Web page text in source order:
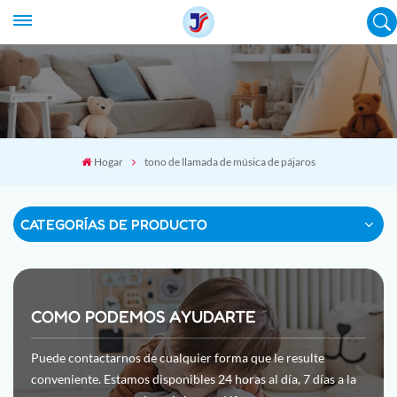
Hogar tono de llamada de música de pájaros
CATEGORÍAS DE PRODUCTO
COMO PODEMOS AYUDARTE
Puede contactarnos de cualquier forma que le resulte
conveniente. Estamos disponibles 24 horas al día, 7 días a la